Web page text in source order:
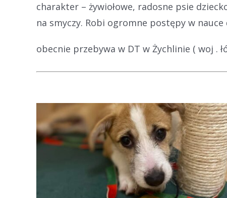
charakter – żywiołowe, radosne psie
na smyczy. Robi ogromne postępy w nauce
obecnie przebywa w DT w Żychlinie ( woj .